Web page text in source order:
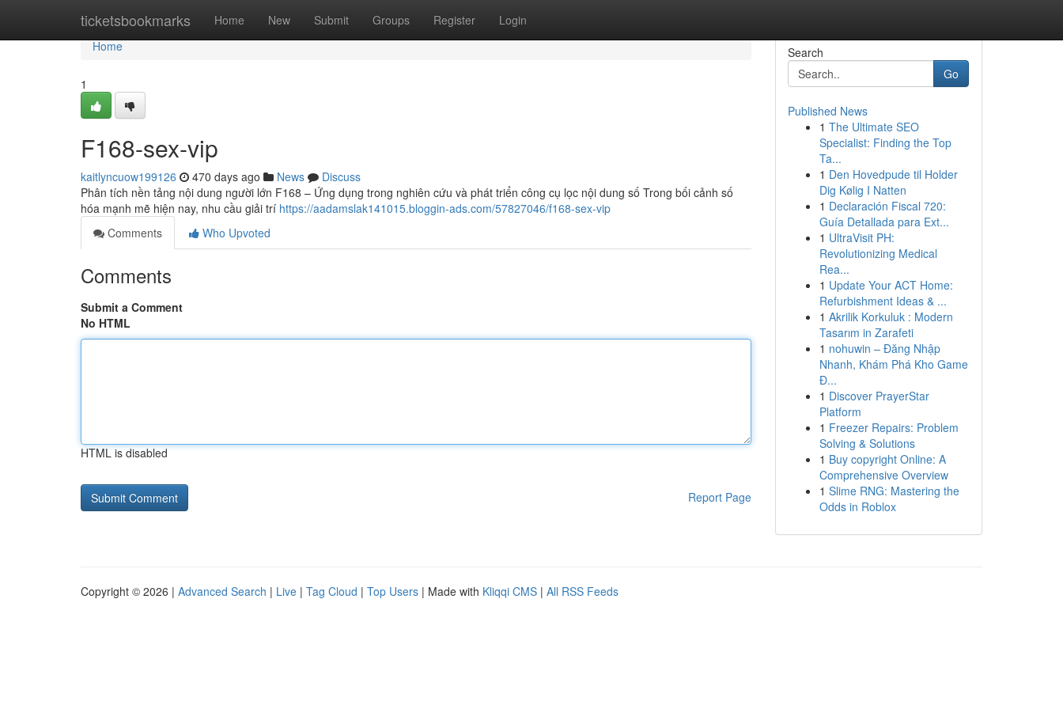
ticketsbookmarks Home New Submit Groups Register Login
Home
Home
1
F168-sex-vip
kaitlyncuow199126 470 days ago News
Discuss
Phân tích nền tảng nội dung người lớn F168 – Ứng dụng trong nghiên cứu và phát triển công cụ lọc nội dung số Trong bối cảnh số
hóa mạnh mẽ hiện nay, nhu cầu giải trí https://aadamslak141015.bloggin-ads.com/57827046/f168-sex-vip
Comments
Who Upvoted
Comments
Submit a Comment
No HTML
HTML is disabled
Report Page
Search
Go
Published News
1 The Ultimate SEO
Specialist: Finding the Top
Ta...
1 Den Hovedpude til Holder
Dig Kølig I Natten
1 Declaración Fiscal 720:
Guía Detallada para Ext...
1 UltraVisit PH:
Revolutionizing Medical
Rea...
1 Update Your ACT Home:
Refurbishment Ideas & ...
1 Akrilik Korkuluk : Modern
Tasarım in Zarafeti
1 nohuwin – Đăng Nhập
Nhanh, Khám Phá Kho Game
Đ...
1 Discover PrayerStar
Platform
1 Freezer Repairs: Problem
Solving & Solutions
1 Buy copyright Online: A
Comprehensive Overview
1 Slime RNG: Mastering the
Odds in Roblox
Copyright © 2026 | Advanced Search | Live | Tag Cloud | Top Users | Made with Kliqqi CMS | All RSS Feeds